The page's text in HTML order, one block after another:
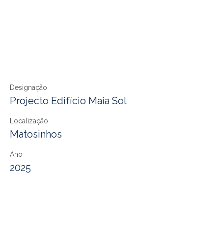
Designação
Projecto Edifício Maia Sol
Localização
Matosinhos
Ano
2025